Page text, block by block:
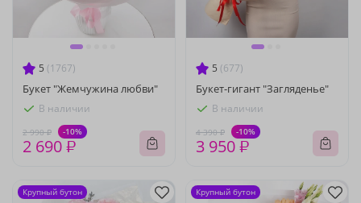
5 (1767)
Букет "Жемчужина любви"
В наличии
2 990 ₽ -10%
2 690 ₽
5 (677)
Букет-гигант "Загляденье"
В наличии
4 390 ₽ -10%
3 950 ₽
Крупный бутон Крупный бутон